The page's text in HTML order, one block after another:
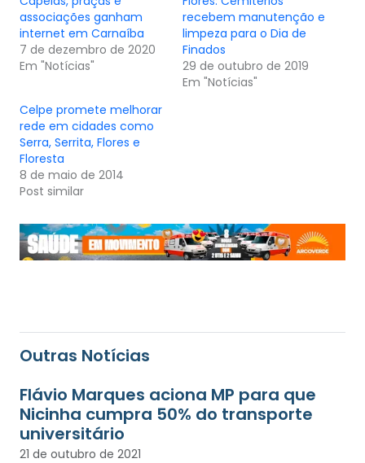
associações ganham
internet em Carnaíba
7 de dezembro de 2020
Em "Notícias"
recebem manutenção e
limpeza para o Dia de
Finados
29 de outubro de 2019
Em "Notícias"
Celpe promete melhorar
rede em cidades como
Serra, Serrita, Flores e
Floresta
8 de maio de 2014
Post similar
Outras Notícias
Flávio Marques aciona MP para que
Nicinha cumpra 50% do transporte
universitário
21 de outubro de 2021